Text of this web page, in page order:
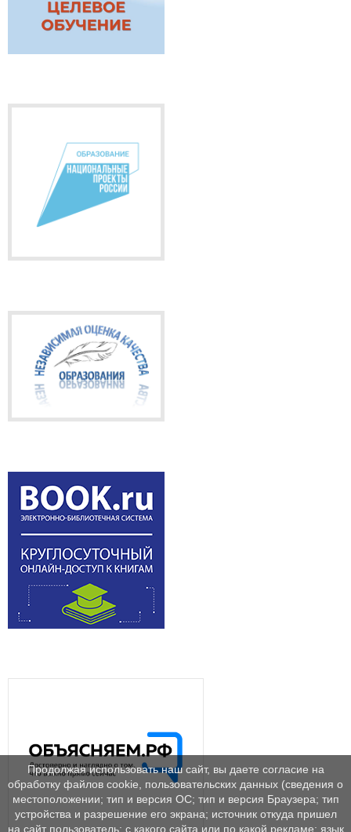
Продолжая использовать наш сайт, вы даете согласие на
обработку файлов cookie, пользовательских данных (сведения о
местоположении; тип и версия ОС; тип и версия Браузера; тип
устройства и разрешение его экрана; источник откуда пришел
на сайт пользователь; с какого сайта или по какой рекламе; язык